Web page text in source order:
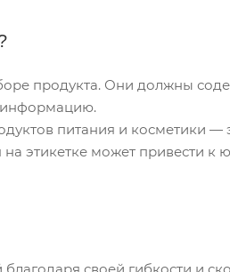
продукта. Они должны
информацию.
питания и косметики
этикетке может привести к